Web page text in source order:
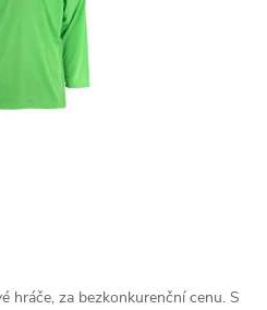
hráče, za bezkonkurenční cenu. S